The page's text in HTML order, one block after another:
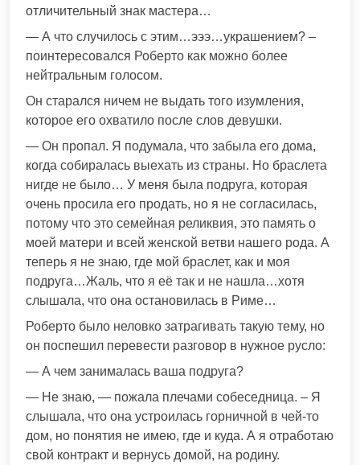
отличительный знак мастера…
— А что случилось с этим…эээ…украшением? –
поинтересовался Роберто как можно более
нейтральным голосом.
Он старался ничем не выдать того изумления,
которое его охватило после слов девушки.
— Он пропал. Я подумала, что забыла его дома,
когда собиралась выехать из страны. Но браслета
нигде не было… У меня была подруга, которая
очень просила его продать, но я не согласилась,
потому что это семейная реликвия, это память о
моей матери и всей женской ветви нашего рода. А
теперь я не знаю, где мой браслет, как и моя
подруга…Жаль, что я её так и не нашла…хотя
слышала, что она остановилась в Риме…
Роберто было неловко затрагивать такую тему, но
он поспешил перевести разговор в нужное русло:
— А чем занималась ваша подруга?
— Не знаю, — пожала плечами собеседница. – Я
слышала, что она устроилась горничной в чей-то
дом, но понятия не имею, где и куда. А я отработаю
свой контракт и вернусь домой, на родину.